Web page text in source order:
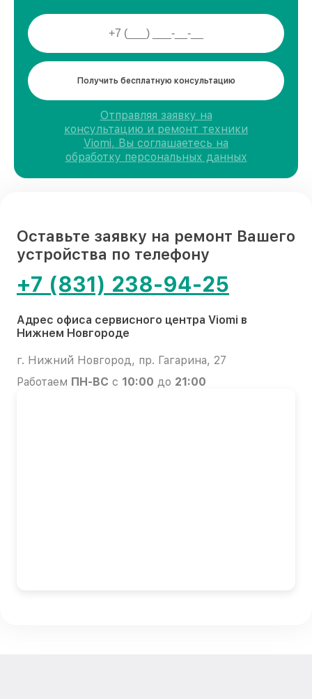
Получить бесплатную консультацию
Отправляя заявку на
консультацию и ремонт техники
Viomi, Вы соглашаетесь на
обработку персональных данных
Оставьте заявку на ремонт Вашего
устройства по телефону
+7 (831) 238-94-25
Адрес офиса сервисного центра Viomi в
Нижнем Новгороде
г. Нижний Новгород, пр. Гагарина, 27
Работаем ПН-ВС с 10:00 до 21:00